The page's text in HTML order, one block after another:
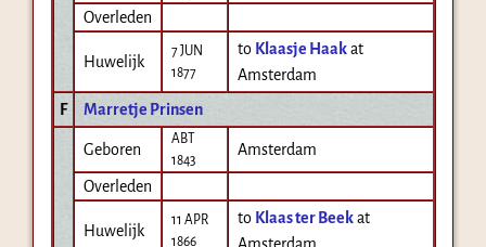
Overleden
Huwelijk
7 JUN
1877
to Klaasje Haak at
Amsterdam
F
Marretje Prinsen
Geboren
ABT
1843
Amsterdam
Overleden
Huwelijk
11 APR
1866
to Klaas ter Beek at
Amsterdam